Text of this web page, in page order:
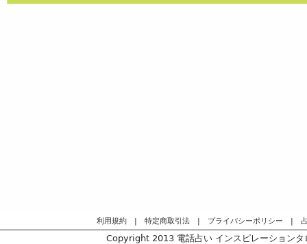
利用規約 | 特定商取引法 | プライバシーポリシー |
Copyright 2013 電話占い インスピレーション